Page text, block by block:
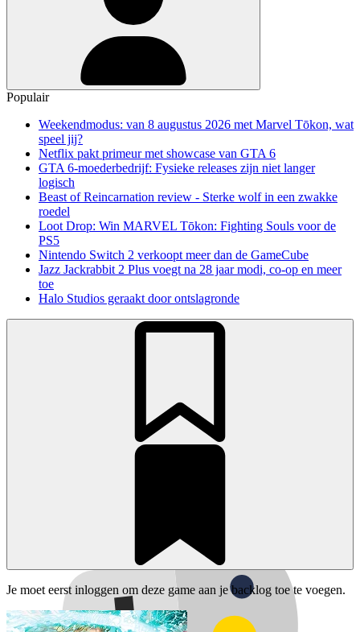
Populair
Weekendmodus: van 8 augustus 2026 met Marvel Tōkon, wat
speel jij?
Netflix pakt primeur met showcase van GTA 6
GTA 6-moederbedrijf: Fysieke releases zijn niet langer
logisch
Beast of Reincarnation review - Sterke wolf in een zwakke
roedel
Loot Drop: Win MARVEL Tōkon: Fighting Souls voor de
PS5
Nintendo Switch 2 verkoopt meer dan de GameCube
Jazz Jackrabbit 2 Plus voegt na 28 jaar modi, co-op en meer
toe
Halo Studios geraakt door ontslagronde
Je moet eerst inloggen om deze game aan je backlog toe te voegen.